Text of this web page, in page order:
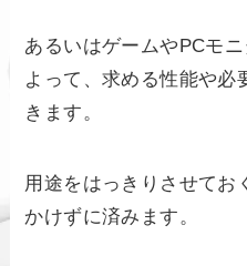
あるいはゲームやPCモ
よって、求める性能や必
きます。
用途をはっきりさせてお
かけずに済みます。